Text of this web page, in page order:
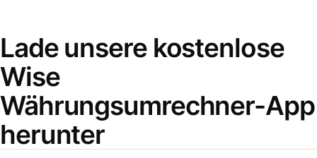
Lade unsere kostenlose
Wise
Währungsumrechner-App
herunter